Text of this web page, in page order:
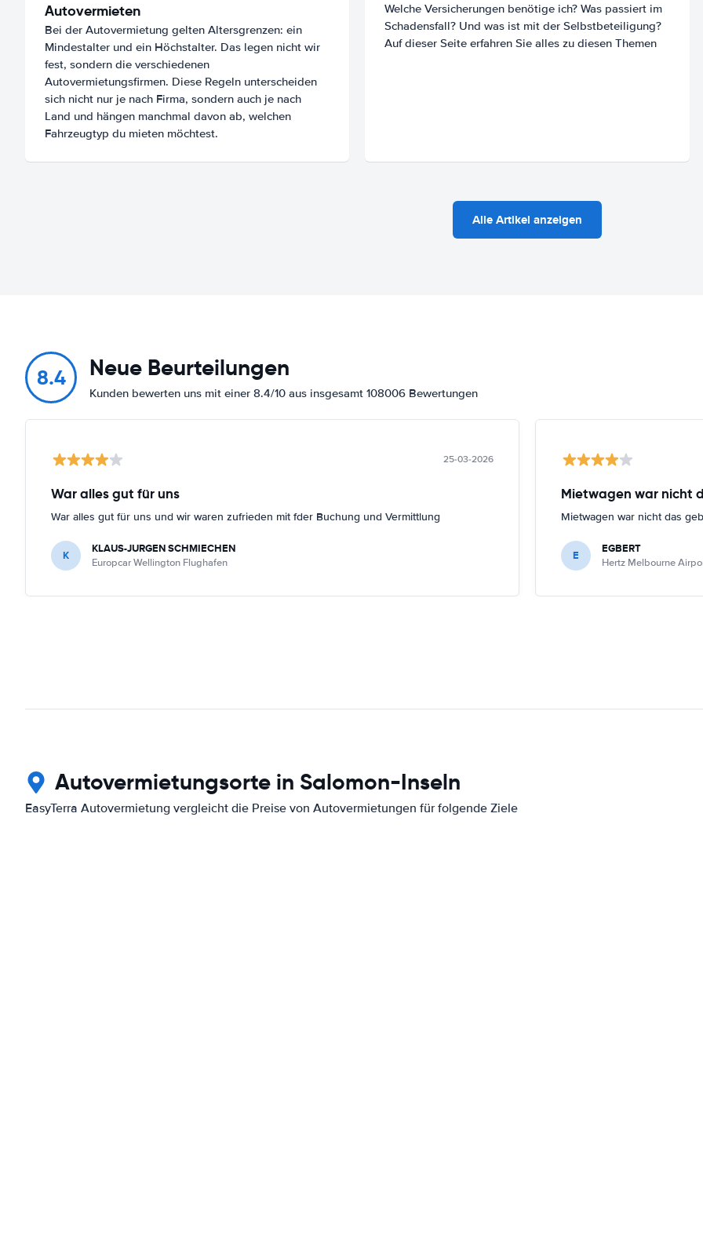
Autovermieten
Bei der Autovermietung gelten Altersgrenzen: ein
Mindestalter und ein Höchstalter. Das legen nicht wir
fest, sondern die verschiedenen
Autovermietungsfirmen. Diese Regeln unterscheiden
sich nicht nur je nach Firma, sondern auch je nach
Land und hängen manchmal davon ab, welchen
Fahrzeugtyp du mieten möchtest.
Welche Versicherungen benötige ich? Was passiert im
Schadensfall? Und was ist mit der Selbstbeteiligung?
Auf dieser Seite erfahren Sie alles zu diesen Themen
Alle Artikel anzeigen
8.4 Neue Beurteilungen
Kunden bewerten uns mit einer 8.4/10 aus insgesamt 108006 Bewertungen
25-03-2026
War alles gut für uns
War alles gut für uns und wir waren zufrieden mit fder Buchung und Vermittlung
K KLAUS-JURGEN SCHMIECHEN
Europcar Wellington Flughafen
Mietwagen war nicht
Mietwagen war nicht das
E EGBERT
Hertz Melbourne
Autovermietungsorte in Salomon-Inseln
EasyTerra Autovermietung vergleicht die Preise von Autovermietungen für folgende Ziele